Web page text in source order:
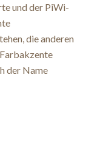
und der PiWi-
die anderen
der Name